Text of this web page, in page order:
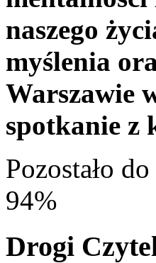
naszego
myślenia
Warszawie
spotkanie z
Pozostało
94%
Drogi